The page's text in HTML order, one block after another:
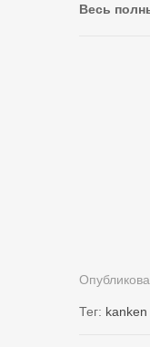
Весь
Тег: